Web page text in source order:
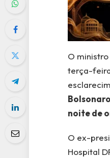
O
terça-
noite de
O ex-
Hospital